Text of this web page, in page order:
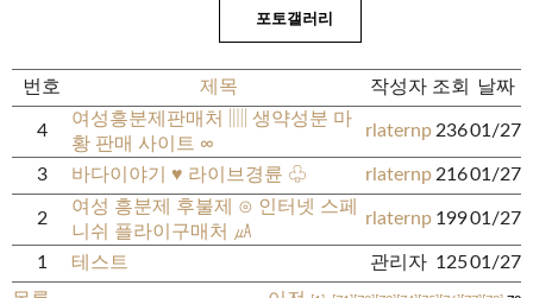
포토갤러리
번호 제목 작성자 조회 날짜
4
여성흥분제판매처 ▥ 생약성분 마
황 판매 사이트 ∞
rlaternp 23601/27
3 바다이야기 ♥ 라이브경륜 ♧ rlaternp 21601/27
2
여성 흥분제 후불제 ⊙ 인터넷 스페
니쉬 플라이구매처 ㎂
rlaternp 19901/27
1 테스트 관리자 12501/27